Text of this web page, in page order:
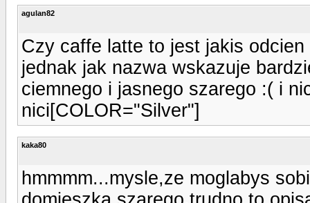
agulan82
Czy caffe latte to jest jakis
jednak jak nazwa wskazuje
ciemnego i jasnego szarego :( i
nici[COLOR="Silver"]
kaka80
hmmmm...mysle,ze moglabys